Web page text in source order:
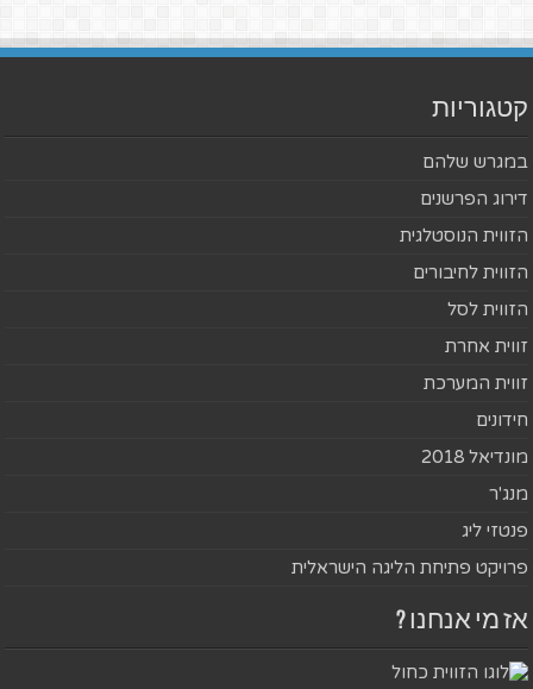
קטגוריות
במגרש שלהם
דירוג הפרשנים
הזווית הנוסטלגית
הזווית לחיבורים
הזווית לסל
זווית אחרת
זווית המערכת
חידונים
מונדיאל 2018
מנג'ר
פנטזי ליג
פרויקט פתיחת הליגה הישראלית
אז מי אנחנו ?